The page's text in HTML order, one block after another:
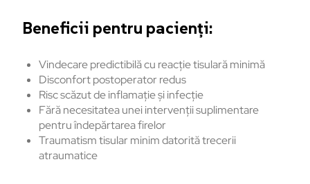
Beneficii pentru pacienți:
Vindecare predictibilă cu reacție tisulară minimă
Disconfort postoperator redus
Risc scăzut de inflamație și infecție
Fără necesitatea unei intervenții suplimentare
pentru îndepărtarea firelor
Traumatism tisular minim datorită trecerii
atraumatice